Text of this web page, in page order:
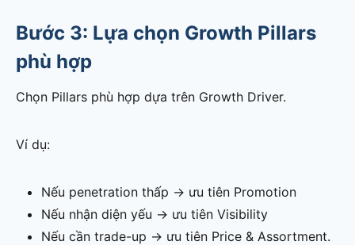
Bước 3: Lựa chọn Growth Pillars
phù hợp
Chọn Pillars phù hợp dựa trên Growth Driver.
Ví dụ:
Nếu penetration thấp → ưu tiên Promotion
Nếu nhận diện yếu → ưu tiên Visibility
Nếu cần trade-up → ưu tiên Price & Assortment.